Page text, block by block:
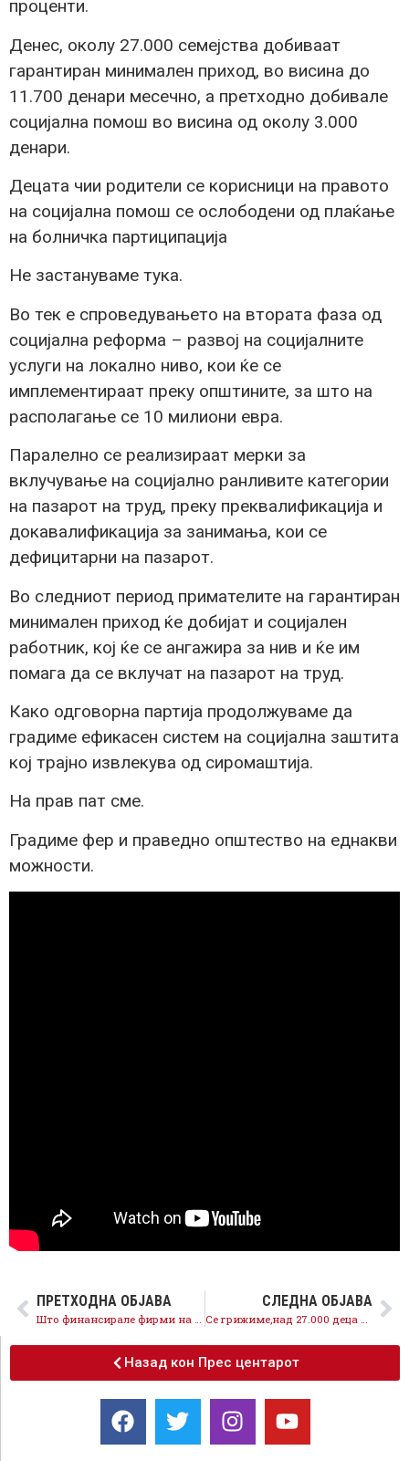
проценти.
Денес, околу 27.000 семејства добиваат
гарантиран минимален приход, во висина до
11.700 денари месечно, а претходно добивале
социјална помош во висина од околу 3.000
денари.
Децата чии родители се корисници на правото
на социјална помош се ослободени од плаќање
на болничка партиципација
Не застануваме тука.
Во тек е спроведувањето на втората фаза од
социјална реформа – развој на социјалните
услуги на локално ниво, кои ќе се
имплементираат преку општините, за што на
располагање се 10 милиони евра.
Паралелно се реализираат мерки за
вклучување на социјално ранливите категории
на пазарот на труд, преку преквалификација и
докавалификација за занимања, кои се
дефицитарни на пазарот.
Во следниот период примателите на гарантиран
минимален приход ќе добијат и социјален
работник, кој ќе се ангажира за нив и ќе им
помага да се вклучат на пазарот на труд.
Како одговорна партија продолжуваме да
градиме ефикасен систем на социјална заштита
кој трајно извлекува од сиромаштија.
На прав пат сме.
Градиме фер и праведно општество на еднакви
можности.
ПРЕТХОДНА ОБЈАВА СЛЕДНА ОБЈАВА
Назад кон Прес центарот